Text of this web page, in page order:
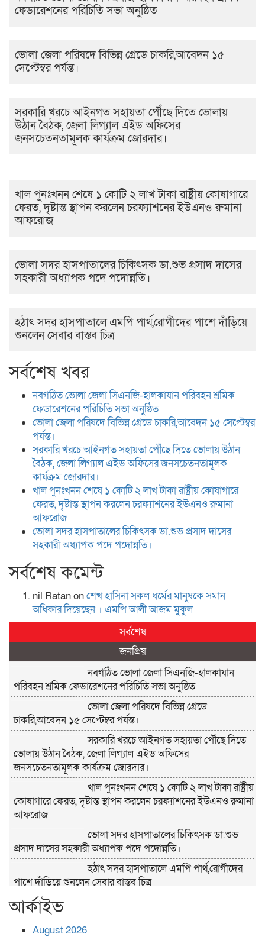
ফেডারেশনের পরিচিতি সভা অনুষ্ঠিত
ভোলা জেলা পরিষদে বিভিন্ন গ্রেডে চাকরি,আবেদন ১৫
সেপ্টেম্বর পর্যন্ত।
সরকারি খরচে আইনগত সহায়তা পৌঁছে দিতে ভোলায়
উঠান বৈঠক, জেলা লিগ্যাল এইড অফিসের
জনসচেতনতামূলক কার্যক্রম জোরদার।
খাল পুনঃখনন শেষে ১ কোটি ২ লাখ টাকা রাষ্ট্রীয় কোষাগারে
ফেরত, দৃষ্টান্ত স্থাপন করলেন চরফ্যাশনের ইউএনও রুমানা
আফরোজ
ভোলা সদর হাসপাতালের চিকিৎসক ডা.শুভ প্রসাদ দাসের
সহকারী অধ্যাপক পদে পদোন্নতি।
হঠাৎ সদর হাসপাতালে এমপি পার্থ,রোগীদের পাশে দাঁড়িয়ে
শুনলেন সেবার বাস্তব চিত্র
সর্বশেষ খবর
নবগঠিত ভোলা জেলা সিএনজি-হালকাযান পরিবহন শ্রমিক
ফেডারেশনের পরিচিতি সভা অনুষ্ঠিত
ভোলা জেলা পরিষদে বিভিন্ন গ্রেডে চাকরি,আবেদন ১৫ সেপ্টেম্বর
পর্যন্ত।
সরকারি খরচে আইনগত সহায়তা পৌঁছে দিতে ভোলায় উঠান
বৈঠক, জেলা লিগ্যাল এইড অফিসের জনসচেতনতামূলক
কার্যক্রম জোরদার।
খাল পুনঃখনন শেষে ১ কোটি ২ লাখ টাকা রাষ্ট্রীয় কোষাগারে
ফেরত, দৃষ্টান্ত স্থাপন করলেন চরফ্যাশনের ইউএনও রুমানা
আফরোজ
ভোলা সদর হাসপাতালের চিকিৎসক ডা.শুভ প্রসাদ দাসের
সহকারী অধ্যাপক পদে পদোন্নতি।
সর্বশেষ কমেন্ট
nil Ratanonশেখ হা‌সিনা সকল ধ‌র্মের মানু‌ষকে সমান
অ‌ধিকার দি‌য়ে‌ছেন । এম‌পি আলী আজম মুকুল
সর্বশেষ
জনপ্রিয়
নবগঠিত ভোলা জেলা সিএনজি-হালকাযান
পরিবহন শ্রমিক ফেডারেশনের পরিচিতি সভা অনুষ্ঠিত
ভোলা জেলা পরিষদে বিভিন্ন গ্রেডে
চাকরি,আবেদন ১৫ সেপ্টেম্বর পর্যন্ত।
সরকারি খরচে আইনগত সহায়তা পৌঁছে দিতে
ভোলায় উঠান বৈঠক, জেলা লিগ্যাল এইড অফিসের
জনসচেতনতামূলক কার্যক্রম জোরদার।
খাল পুনঃখনন শেষে ১ কোটি ২ লাখ টাকা রাষ্ট্রীয়
কোষাগারে ফেরত, দৃষ্টান্ত স্থাপন করলেন চরফ্যাশনের ইউএনও রুমানা
আফরোজ
ভোলা সদর হাসপাতালের চিকিৎসক ডা.শুভ
প্রসাদ দাসের সহকারী অধ্যাপক পদে পদোন্নতি।
হঠাৎ সদর হাসপাতালে এমপি পার্থ,রোগীদের
পাশে দাঁড়িয়ে শুনলেন সেবার বাস্তব চিত্র
আর্কাইভ
August 2026